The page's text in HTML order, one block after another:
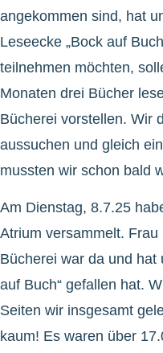
angekommen sind, hat
Leseecke „Bock auf
teilnehmen möchten,
Monaten drei Bücher
Bücherei vorstellen. Wir
aussuchen und gleich
mussten wir schon bald
Am Dienstag, 8.7.25
Atrium versammelt.
Bücherei war da und hat
auf Buch“ gefallen hat.
Seiten wir insgesamt
kaum! Es waren über